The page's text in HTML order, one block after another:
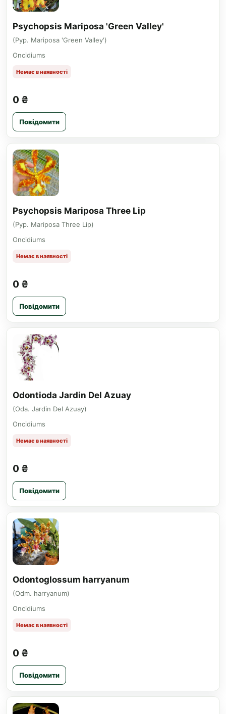
Psychopsis Mariposa 'Green Valley'
(Pyp. Mariposa 'Green Valley')
Oncidiums
Немає в наявності
0 ₴
Повідомити
Psychopsis Mariposa Three Lip
(Pyp. Mariposa Three Lip)
Oncidiums
Немає в наявності
0 ₴
Повідомити
Odontioda Jardin Del Azuay
(Oda. Jardin Del Azuay)
Oncidiums
Немає в наявності
0 ₴
Повідомити
Odontoglossum harryanum
(Odm. harryanum)
Oncidiums
Немає в наявності
0 ₴
Повідомити